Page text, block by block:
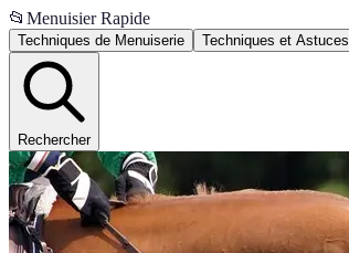
📂 Menuisier Rapide
Techniques de Menuiserie Techniques et Astuces
Rechercher